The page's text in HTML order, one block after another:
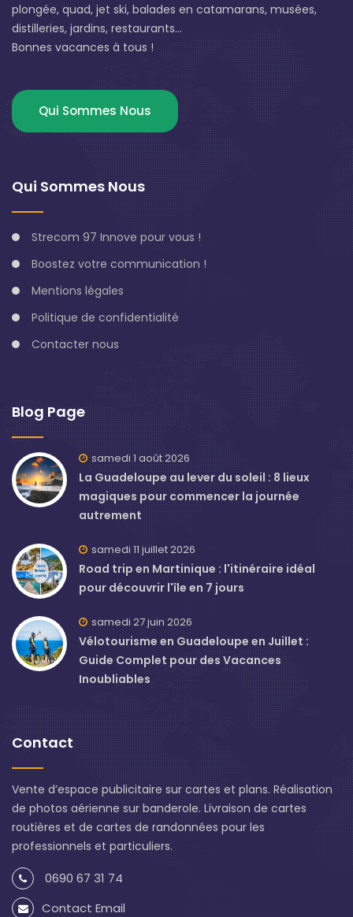
plongée, quad, jet ski, balades en catamarans, musées,
distilleries, jardins, restaurants...
Bonnes vacances à tous !
Qui Sommes Nous
Qui Sommes Nous
Strecom 97 Innove pour vous !
Boostez votre communication !
Mentions légales
Politique de confidentialité
Contacter nous
Blog Page
samedi 1 août 2026
La Guadeloupe au lever du soleil : 8 lieux
magiques pour commencer la journée
autrement
samedi 11 juillet 2026
Road trip en Martinique : l'itinéraire idéal
pour découvrir l'île en 7 jours
samedi 27 juin 2026
Vélotourisme en Guadeloupe en Juillet :
Guide Complet pour des Vacances
Inoubliables
Contact
Vente d’espace publicitaire sur cartes et plans. Réalisation
de photos aérienne sur banderole. Livraison de cartes
routières et de cartes de randonnées pour les
professionnels et particuliers.
0690 67 31 74
Contact Email